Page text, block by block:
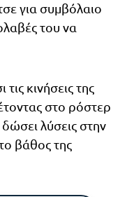
για συμβόλαιο
του να
κινήσεις της
στο ρόστερ
λύσεις στην
βάθος της